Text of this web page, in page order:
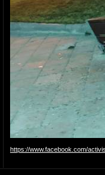
https://www.facebook.com/